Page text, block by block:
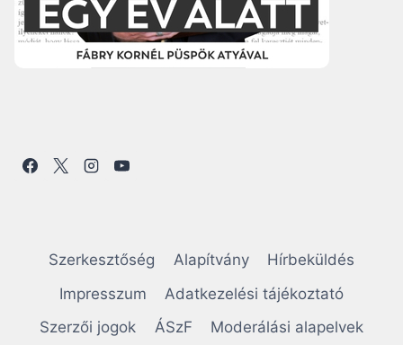
Szerkesztőség Alapítvány
Hírbeküldés
Impresszum
Adatkezelési tájékoztató
Szerzői jogok
ÁSzF Moderálási alapelvek